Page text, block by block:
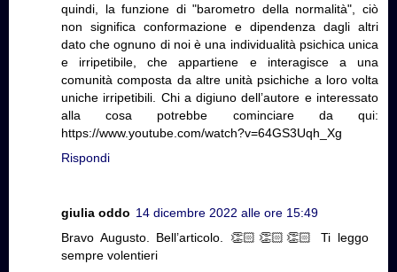
quindi, la funzione di "barometro della normalità", ciò
non significa conformazione e dipendenza dagli altri
dato che ognuno di noi è una individualità psichica unica
e irripetibile, che appartiene e interagisce a una
comunità composta da altre unità psichiche a loro volta
uniche irripetibili. Chi a digiuno dell’autore e interessato
alla cosa potrebbe cominciare da qui:
https://www.youtube.com/watch?v=64GS3Uqh_Xg
Rispondi
giulia oddo 14 dicembre 2022 alle ore 15:49
Bravo Augusto. Bell’articolo. 👏🏻👏🏻👏🏻 Ti leggo
sempre volentieri